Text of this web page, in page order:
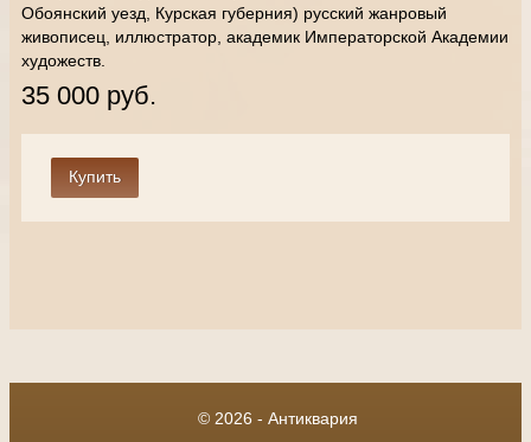
Обоянский уезд, Курская губерния) русский жанровый
живописец, иллюстратор, академик Императорской Академии
художеств.
35 000 руб.
© 2026 - Антиквария